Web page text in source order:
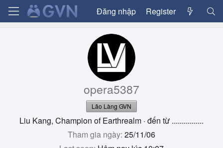
Đăng nhập Register
opera5387
Lão Làng GVN
Liu Kang, Champion of Earthrealm · đến từ ................
Tham gia ngày 25/11/06